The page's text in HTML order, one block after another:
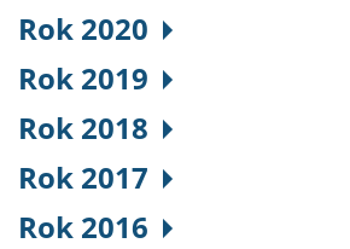
Rok 2020
Rok 2019
Rok 2018
Rok 2017
Rok 2016